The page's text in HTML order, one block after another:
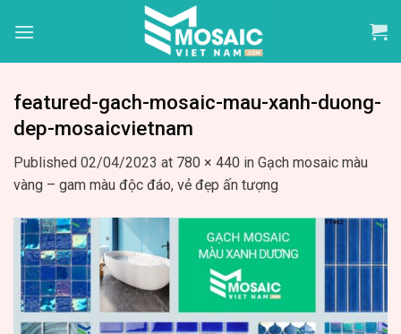
featured-gach-mosaic-mau-xanh-duong-
dep-mosaicvietnam
Published 02/04/2023 at 780 × 440 in Gạch mosaic màu
vàng – gam màu độc đáo, vẻ đẹp ấn tượng